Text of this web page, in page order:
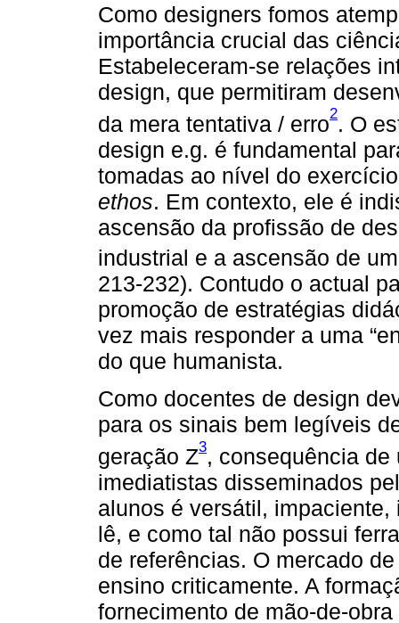
Como designers fomos
importância crucial das
Estabeleceram-se relações
design, que permitiram
da mera tentativa / erro2. O
design e.g. é fundamental
tomadas ao nível do
ethos. Em contexto, ele é
ascensão da profissão de
industrial e a ascensão de
213-232). Contudo o actual
promoção de estratégias
vez mais responder a uma
do que humanista.
Como docentes de design
para os sinais bem legíveis
geração Z3, consequência
imediatistas disseminados
alunos é versátil,
lê, e como tal não possui
de referências. O mercado
ensino criticamente. A
fornecimento de mão-de-